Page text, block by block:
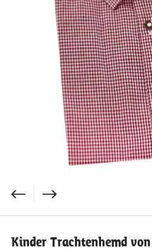
Kinder Trachtenhemd